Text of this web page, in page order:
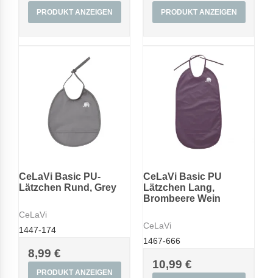
PRODUKT ANZEIGEN PRODUKT ANZEIGEN
CeLaVi Basic PU-
Lätzchen Rund, Grey
CeLaVi
1447-174
8,99 €
PRODUKT ANZEIGEN
CeLaVi Basic PU
Lätzchen Lang,
Brombeere Wein
CeLaVi
1467-666
10,99 €